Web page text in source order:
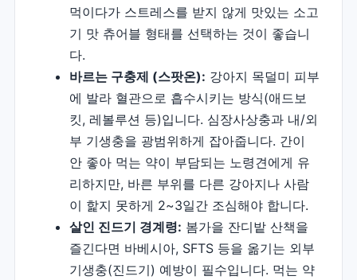
먹이다가 스트레스를 받지 않게 맛있는 소고
기 맛 츄어블 형태를 선택하는 것이 좋습니
다.
바르는 구충제 (스팟온): 강아지 목덜미 피부
에 발라 혈관으로 흡수시키는 방식(애드보
킷, 레볼루션 등)입니다. 심장사상충과 내/외
부 기생충을 광범위하게 잡아줍니다. 간이
안 좋아 먹는 약이 부담되는 노령견에게 유
리하지만, 바른 부위를 다른 강아지나 사람
이 핥지 못하게 2~3일간 조심해야 합니다.
살인 진드기 경계령: 봄가을 잔디밭 산책을
즐긴다면 바베시아, SFTS 등을 옮기는 외부
기생충(진드기) 예방이 필수입니다. 먹는 약